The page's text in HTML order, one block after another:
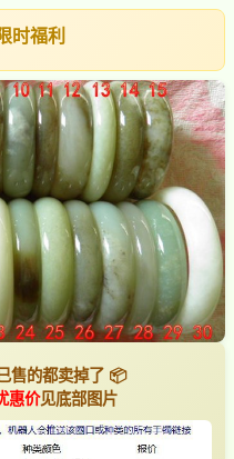
时福利
售的都卖掉了 📦
惠价见底部图片